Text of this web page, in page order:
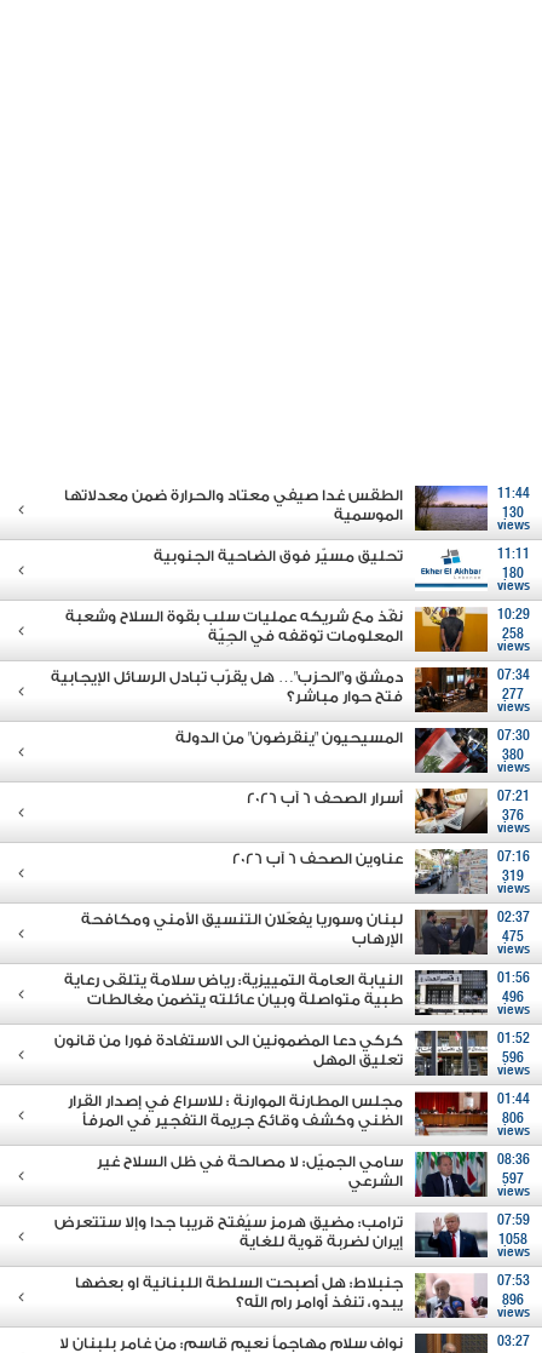
11:44
130
views
الطقس غدا صيفي معتاد والحرارة ضمن معدلاتها
الموسمية
11:11
180
views
تحليق مسيّر فوق الضاحية الجنوبية
10:29
258
views
نفّذ مع شريكه عمليات سلب بقوة السلاح وشعبة
المعلومات توقفه في الجِيّة
07:34
277
views
دمشق و"الحزب"… هل يقرّب تبادل الرسائل الإيجابية
فتح حوار مباشر؟
07:30
380
views
المسيحيون "ينقرضون" من الدولة
07:21
376
views
أسرار الصحف 6 آب 2026
07:16
319
views
عناوين الصحف 6 آب 2026
02:37
475
views
لبنان وسوريا يفعّلان التنسيق الأمني ومكافحة
الإرهاب
01:56
496
views
النيابة العامة التمييزية: رياض سلامة يتلقى رعاية
طبية متواصلة وبيان عائلته يتضمن مغالطات
01:52
596
views
كركي دعا المضمونين الى الاستفادة فورا من قانون
تعليق المهل
01:44
806
views
مجلس المطارنة الموارنة : للاسراع في إصدار القرار
الظني وكشف وقائع جريمة التفجير في المرفأ
08:36
597
views
سامي الجميّل: لا مصالحة في ظل السلاح غير
الشرعي
07:59
1058
views
ترامب: مضيق هرمز سيُفتح قريبا جدا وإلا ستتعرض
إيران لضربة قوية للغاية
07:53
896
views
جنبلاط: هل أصبحت السلطة اللبنانية او بعضها
يبدو، تنفذ أوامر رام الله؟
03:27
نواف سلام مهاجماً نعيم قاسم: من غامر بلبنان لا